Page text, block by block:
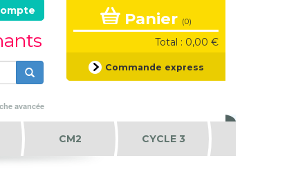
Formulaire
de
avancée
Panier (0)
Total : 0,00 €
Commande express
CM2 CYCLE 3